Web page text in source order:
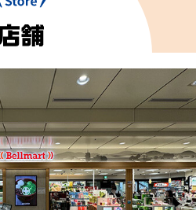
ュース
・商品等)
サービス
グッズ、オンライン限定商品な
自社ECサイト
auPayマーケット
法
カード